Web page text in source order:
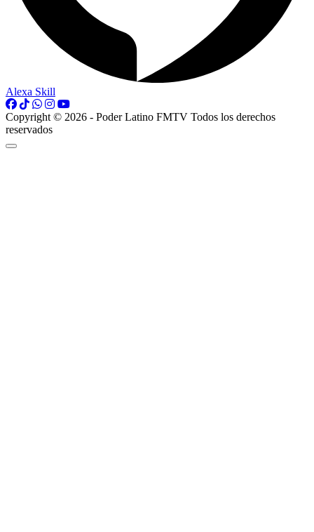
Alexa Skill
Copyright © 2026 - Poder Latino FMTV Todos los derechos
reservados